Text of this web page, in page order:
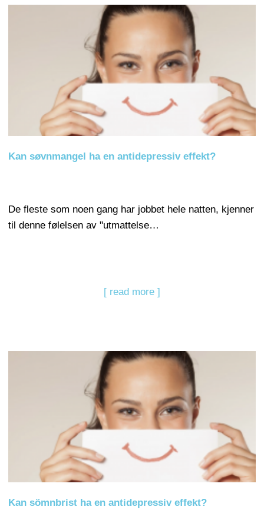
Kan søvnmangel ha en antidepressiv effekt?
De fleste som noen gang har jobbet hele natten, kjenner
til denne følelsen av "utmattelse…
[ read more ]
Kan sömnbrist ha en antidepressiv effekt?